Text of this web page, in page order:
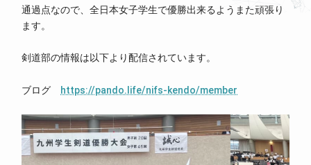
通過点なので、全日本女子学生で優勝出来るようまた頑張り
ます。
剣道部の情報は以下より配信されています。
ブログ https://pando.life/nifs-kendo/member